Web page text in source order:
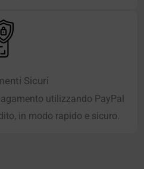
Sicuri
utilizzando PayPal
in modo rapido e sicuro.